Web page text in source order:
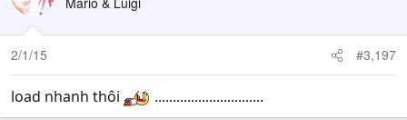
2/1/15 #3,197
load nhanh thôi ..............................